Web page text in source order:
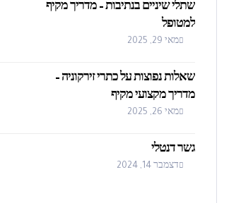
שתלי שיניים בנתיבות – מדריך מקיף
למטופל
מאי 29, 2025
שאלות נפוצות על כתרי זירקוניה –
מדריך מקצועי מקיף
מאי 26, 2025
גשר דנטלי
דצמבר 14, 2024